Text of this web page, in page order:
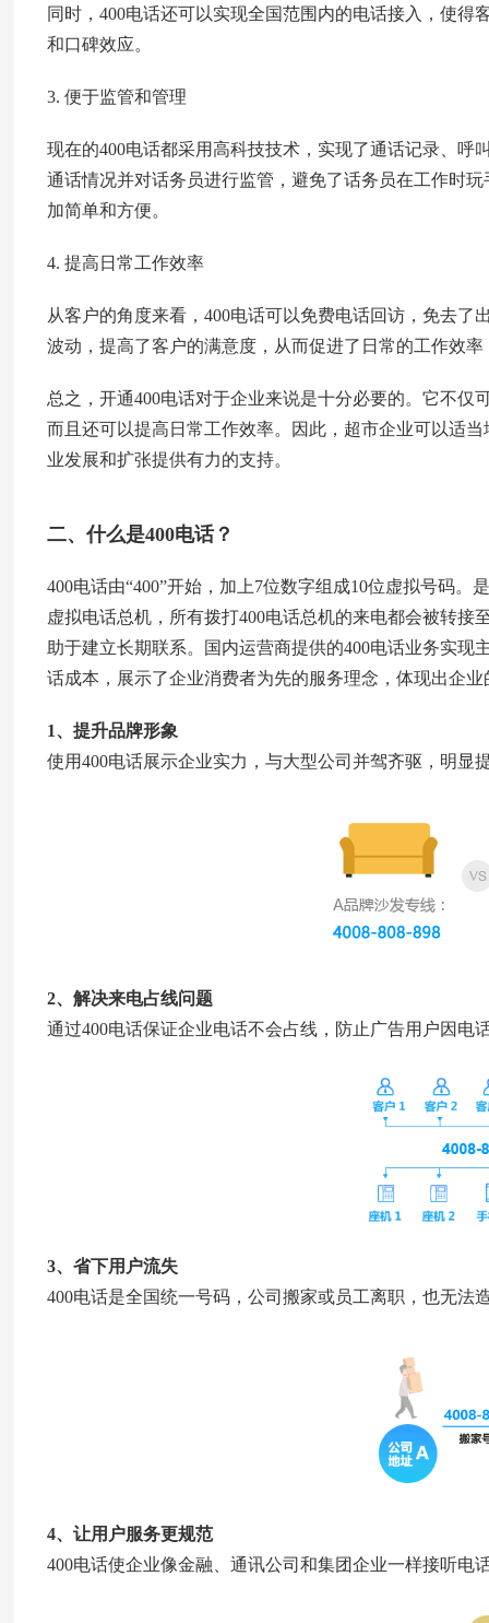
同时，400电话还可以实现全国范围内的电话接入，使
和口碑效应。
3. 便于监管和管理
现在的400电话都采用高科技技术，实现了通话记录、
通话情况并对话务员进行监管，避免了话务员在工作时
加简单和方便。
4. 提高日常工作效率
从客户的角度来看，400电话可以免费电话回访，免去
波动，提高了客户的满意度，从而促进了日常的工作效
总之，开通400电话对于企业来说是十分必要的。它不
而且还可以提高日常工作效率。因此，超市企业可以适
业发展和扩张提供有力的支持。
二、什么是400电话？
400电话由“400”开始，加上7位数字组成10位虚拟号码
虚拟电话总机，所有拨打400电话总机的来电都会被转
助于建立长期联系。国内运营商提供的400电话业务实现
话成本，展示了企业消费者为先的服务理念，体现出企
1、提升品牌形象
使用400电话展示企业实力，与大型公司并驾齐驱，明显
2、解决来电占线问题
通过400电话保证企业电话不会占线，防止广告用户因电
3、省下用户流失
400电话是全国统一号码，公司搬家或员工离职，也无法
4、让用户服务更规范
400电话使企业像金融、通讯公司和集团企业一样接听电